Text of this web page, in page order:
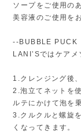
ソープをご使用の
美容液のご使用を
--BUBBLE
LANI’Sではケアメ
1.クレンジング後
2.泡立てネットを
ルテにかけて泡を
3.クルクルと螺旋
くなってきます。